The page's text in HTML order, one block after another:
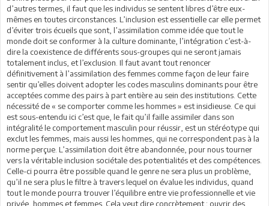
d’autres termes, il faut que les individus se sentent libres d’être eux-
mêmes en toutes circonstances. L’inclusion est essentielle car elle permet
d’éviter trois écueils que sont, l’assimilation comme idée que tout le
monde doit se conformer à la culture dominante, l’intégration c’est-à-
dire la coexistence de différents sous-groupes qui ne seront jamais
totalement inclus, et l’exclusion. Il faut avant tout renoncer
définitivement à l’assimilation des femmes comme façon de leur faire
sentir qu’elles doivent adopter les codes masculins dominants pour être
acceptées comme des pairs à part entière au sein des institutions. Cette
nécessité de « se comporter comme les hommes » est insidieuse. Ce qui
est sous-entendu ici c’est que, le fait qu’il faille assimiler dans son
intégralité le comportement masculin pour réussir, est un stéréotype qui
exclut les femmes, mais aussi les hommes, qui ne correspondent pas à la
norme perçue. L’assimilation doit être abandonnée, pour nous tourner
vers la véritable inclusion sociétale des potentialités et des compétences.
Celle-ci pourra être possible quand le genre ne sera plus un problème,
qu’il ne sera plus le filtre à travers lequel on évalue les individus, quand
tout le monde pourra trouver l’équilibre entre vie professionnelle et vie
privée, hommes et femmes. Cela veut dire concrètement : ouvrir des